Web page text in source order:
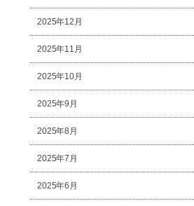
2025年12月
2025年11月
2025年10月
2025年9月
2025年8月
2025年7月
2025年6月